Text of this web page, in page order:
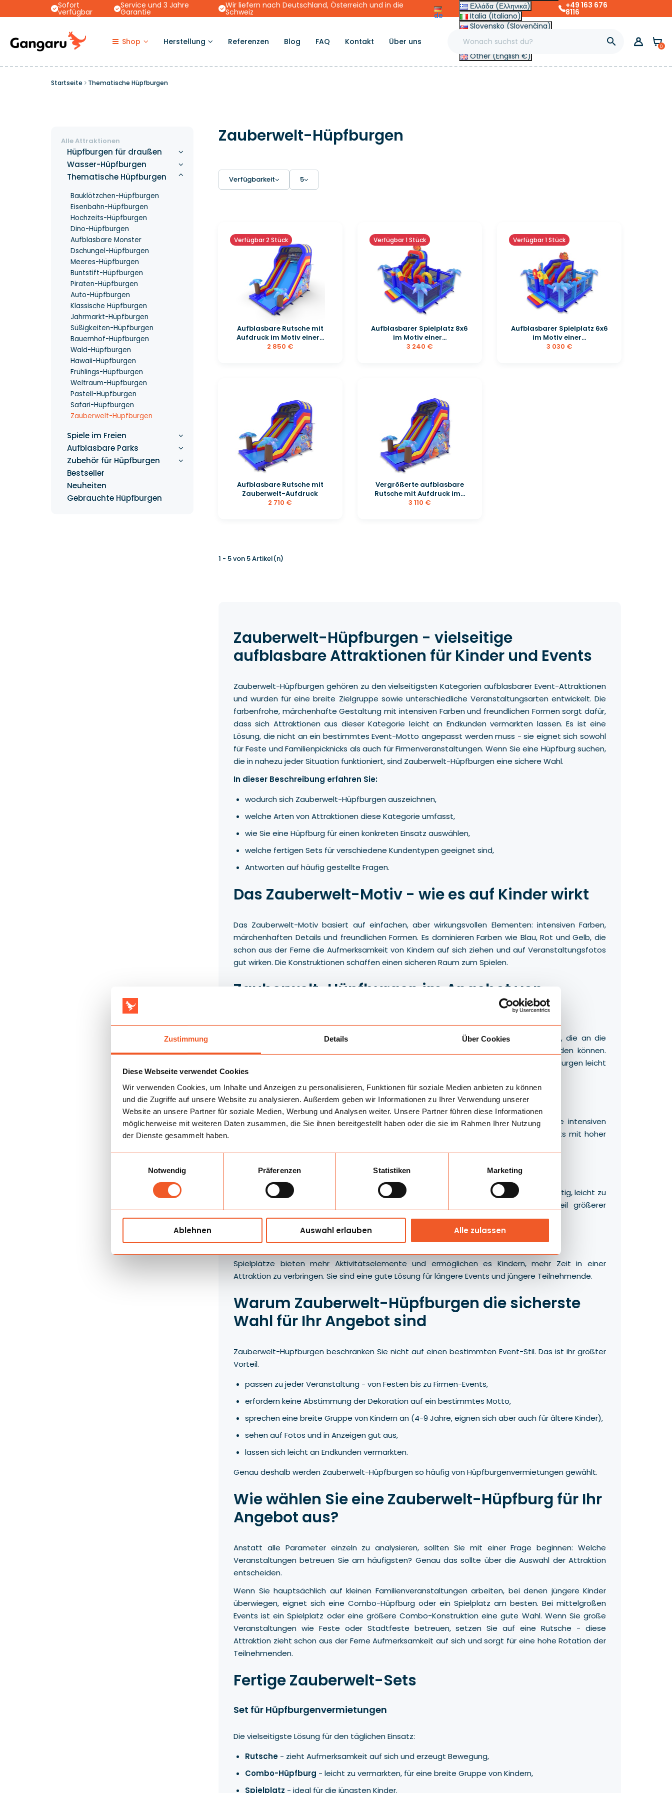
Zustimmung Details Über Cookies
Diese Webseite verwendet Cookies
Wir verwenden Cookies, um Inhalte und Anzeigen zu personalisieren, Funktionen für soziale Medien anbieten zu können
und die Zugriffe auf unsere Website zu analysieren. Außerdem geben wir Informationen zu Ihrer Verwendung unserer
Website an unsere Partner für soziale Medien, Werbung und Analysen weiter. Unsere Partner führen diese Informationen
möglicherweise mit weiteren Daten zusammen, die Sie ihnen bereitgestellt haben oder die sie im Rahmen Ihrer Nutzung
der Dienste gesammelt haben.
Notwendig
Präferenzen Statistiken Marketing
Ablehnen Auswahl erlauben Alle zulassen
Sofort
verfügbar
Service und 3 Jahre
Garantie
Wir liefern nach Deutschland, Österreich und in die
Schweiz de
Ελλάδα (Ελληνικά)
Italia (Italiano)
Slovensko (Slovenčina)
France (Français)
Magyarország (Magyar)
Other (English €)
+49 163 676
8116
Shop Herstellung Referenzen Blog FAQ Kontakt Über uns  0
Startseite Thematische Hüpfburgen
Zauberwelt-Hüpfburgen
Verfügbarkeit 5
Verfügbar 2 Stück
Aufblasbare Rutsche mit
Aufdruck im Motiv einer...
2 850 €
Verfügbar 1 Stück
Aufblasbarer Spielplatz 8x6
im Motiv einer...
3 240 €
Verfügbar 1 Stück
Aufblasbarer Spielplatz 6x6
im Motiv einer...
3 030 €
Aufblasbare Rutsche mit
Zauberwelt-Aufdruck
2 710 €
Vergrößerte aufblasbare
Rutsche mit Aufdruck im...
3 110 €
1 - 5 von 5 Artikel(n)
Zauberwelt-Hüpfburgen - vielseitige
aufblasbare Attraktionen für Kinder und Events
Zauberwelt-Hüpfburgen gehören zu den vielseitigsten Kategorien aufblasbarer Event-Attraktionen
und wurden für eine breite Zielgruppe sowie unterschiedliche Veranstaltungsarten entwickelt. Die
farbenfrohe, märchenhafte Gestaltung mit intensiven Farben und freundlichen Formen sorgt dafür,
dass sich Attraktionen aus dieser Kategorie leicht an Endkunden vermarkten lassen. Es ist eine
Lösung, die nicht an ein bestimmtes Event-Motto angepasst werden muss - sie eignet sich sowohl
für Feste und Familienpicknicks als auch für Firmenveranstaltungen. Wenn Sie eine Hüpfburg suchen,
die in nahezu jeder Situation funktioniert, sind Zauberwelt-Hüpfburgen eine sichere Wahl.
In dieser Beschreibung erfahren Sie:
wodurch sich Zauberwelt-Hüpfburgen auszeichnen,
welche Arten von Attraktionen diese Kategorie umfasst,
wie Sie eine Hüpfburg für einen konkreten Einsatz auswählen,
welche fertigen Sets für verschiedene Kundentypen geeignet sind,
Antworten auf häufig gestellte Fragen.
Das Zauberwelt-Motiv - wie es auf Kinder wirkt
Das Zauberwelt-Motiv basiert auf einfachen, aber wirkungsvollen Elementen: intensiven Farben,
märchenhaften Details und freundlichen Formen. Es dominieren Farben wie Blau, Rot und Gelb, die
schon aus der Ferne die Aufmerksamkeit von Kindern auf sich ziehen und auf Veranstaltungsfotos
gut wirken. Die Konstruktionen schaffen einen sicheren Raum zum Spielen.
Zauberwelt-Hüpfburgen im Angebot von
Gangaru - was diese Kategorie umfasst
Die Kategorie Zauberwelt-Hüpfburgen umfasst verschiedene Arten von Attraktionen, die an die
Größe des Events, das Alter der Kinder und den verfügbaren Platz angepasst werden können.
Gemeinsames Element ist die universelle Gestaltung, mit der sich verschiedene Hüpfburgen leicht
zu einer stimmigen Spielzone kombinieren lassen.
Aufblasbare Zauberwelt-Rutschen
Rutschen sind die auffälligsten Elemente dieser Kategorie. Die große Form und die intensiven
Farben wirken wie ein natürlicher Magnet auf Kinder. Sie sind eine gute Wahl für Events mit hoher
Hüpfburgen und Combo-Konstruktionen
Hüpfburgen und Combo-Attraktionen verbinden Springen und Rutschen. Sie sind vielseitig, leicht zu
vermarkten und eignen sich sowohl für kleinere Veranstaltungen als auch als Teil größerer
Spielzonen.
Aufblasbare Spielplätze
Spielplätze bieten mehr Aktivitätselemente und ermöglichen es Kindern, mehr Zeit in einer
Attraktion zu verbringen. Sie sind eine gute Lösung für längere Events und jüngere Teilnehmende.
Warum Zauberwelt-Hüpfburgen die sicherste
Wahl für Ihr Angebot sind
Zauberwelt-Hüpfburgen beschränken Sie nicht auf einen bestimmten Event-Stil. Das ist ihr größter
Vorteil.
passen zu jeder Veranstaltung - von Festen bis zu Firmen-Events,
erfordern keine Abstimmung der Dekoration auf ein bestimmtes Motto,
sprechen eine breite Gruppe von Kindern an (4-9 Jahre, eignen sich aber auch für ältere Kinder),
sehen auf Fotos und in Anzeigen gut aus,
lassen sich leicht an Endkunden vermarkten.
Genau deshalb werden Zauberwelt-Hüpfburgen so häufig von Hüpfburgenvermietungen gewählt.
Wie wählen Sie eine Zauberwelt-Hüpfburg für Ihr
Angebot aus?
Anstatt alle Parameter einzeln zu analysieren, sollten Sie mit einer Frage beginnen: Welche
Veranstaltungen betreuen Sie am häufigsten? Genau das sollte über die Auswahl der Attraktion
entscheiden.
Wenn Sie hauptsächlich auf kleinen Familienveranstaltungen arbeiten, bei denen jüngere Kinder
überwiegen, eignet sich eine Combo-Hüpfburg oder ein Spielplatz am besten. Bei mittelgroßen
Events ist ein Spielplatz oder eine größere Combo-Konstruktion eine gute Wahl. Wenn Sie große
Veranstaltungen wie Feste oder Stadtfeste betreuen, setzen Sie auf eine Rutsche - diese
Attraktion zieht schon aus der Ferne Aufmerksamkeit auf sich und sorgt für eine hohe Rotation der
Teilnehmenden.
Fertige Zauberwelt-Sets
Set für Hüpfburgenvermietungen
Die vielseitigste Lösung für den täglichen Einsatz:
Rutsche- zieht Aufmerksamkeit auf sich und erzeugt Bewegung,
Combo-Hüpfburg - leicht zu vermarkten, für eine breite Gruppe von Kindern,
Spielplatz - ideal für die jüngsten Kinder.
Alle Attraktionen
Hüpfburgen für draußen
Wasser-Hüpfburgen
Thematische Hüpfburgen
Bauklötzchen-Hüpfburgen
Eisenbahn-Hüpfburgen
Hochzeits-Hüpfburgen
Dino-Hüpfburgen
Aufblasbare Monster
Dschungel-Hüpfburgen
Meeres-Hüpfburgen
Buntstift-Hüpfburgen
Piraten-Hüpfburgen
Auto-Hüpfburgen
Klassische Hüpfburgen
Jahrmarkt-Hüpfburgen
Süßigkeiten-Hüpfburgen
Bauernhof-Hüpfburgen
Wald-Hüpfburgen
Hawaii-Hüpfburgen
Frühlings-Hüpfburgen
Weltraum-Hüpfburgen
Pastell-Hüpfburgen
Safari-Hüpfburgen
Zauberwelt-Hüpfburgen
Spiele im Freien
Aufblasbare Parks
Zubehör für Hüpfburgen
Bestseller
Neuheiten
Gebrauchte Hüpfburgen